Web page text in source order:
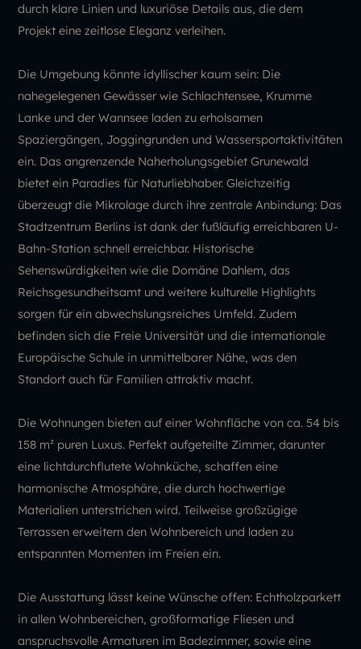
durch klare Linien und luxuriöse Details aus, die dem
Projekt eine zeitlose Eleganz verleihen.
Die Umgebung könnte idyllischer kaum sein: Die
nahegelegenen Gewässer wie Schlachtensee, Krumme
Lanke und der Wannsee laden zu erholsamen
Spaziergängen, Joggingrunden und Wassersportaktivitäten
ein. Das angrenzende Naherholungsgebiet Grunewald
bietet ein Paradies für Naturliebhaber. Gleichzeitig
überzeugt die Mikrolage durch ihre zentrale Anbindung: Das
Stadtzentrum Berlins ist dank der fußläufig erreichbaren U-
Bahn-Station schnell erreichbar. Historische
Sehenswürdigkeiten wie die Domäne Dahlem, das
Reichsgesundheitsamt und weitere kulturelle Highlights
sorgen für ein abwechslungsreiches Umfeld. Zudem
befinden sich die Freie Universität und die internationale
Europäische Schule in unmittelbarer Nähe, was den
Standort auch für Familien attraktiv macht.
Die Wohnungen bieten auf einer Wohnfläche von ca. 54 bis
158 m² puren Luxus. Perfekt aufgeteilte Zimmer, darunter
eine lichtdurchflutete Wohnküche, schaffen eine
harmonische Atmosphäre, die durch hochwertige
Materialien unterstrichen wird. Teilweise großzügige
Terrassen erweitern den Wohnbereich und laden zu
entspannten Momenten im Freien ein.
Die Ausstattung lässt keine Wünsche offen: Echtholzparkett
in allen Wohnbereichen, großformatige Fliesen und
anspruchsvolle Armaturen im Badezimmer, sowie eine